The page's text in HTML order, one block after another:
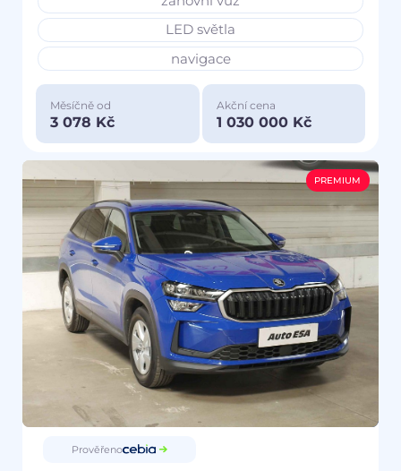
LED světla
navigace
Měsíčně od
3 078 Kč
Akční cena
1 030 000 Kč
PREMIUM
Prověřeno